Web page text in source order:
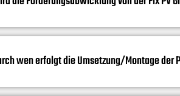
wen erfolgt die Umsetzung/Montage der